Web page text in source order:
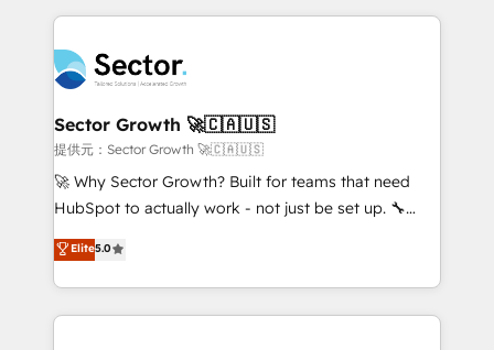
empresas em 13 países utilizam a Nexforce. Somos
a maior parceira da HubSpot na América Latina e
líder no ranking global de sucesso do cliente da
HubSpot.
integrations, custom CMS portal development,
businesses. Our teams are based in North America
and APAC. We are HubSpot's top-ranked Advanced
Implementation Certified Partner and we contribute
to their advisory council. We strive to do 'good work
with good people' and have worked with incredible
brands. You can see some of them on our website,
Sector Growth 🚀🇨🇦🇺🇸
提供元：Sector Growth 🚀🇨🇦🇺🇸
🚀 Why Sector Growth? Built for teams that need
HubSpot to actually work - not just be set up. 🔧
HubSpot Experts: Onboarding, migrations,
automation, and training built for adoption. ⚡ Highly
Technical Execution: ERP, EMR and Custom
Integrations; complex builds delivered in weeks, not
Elite5.0